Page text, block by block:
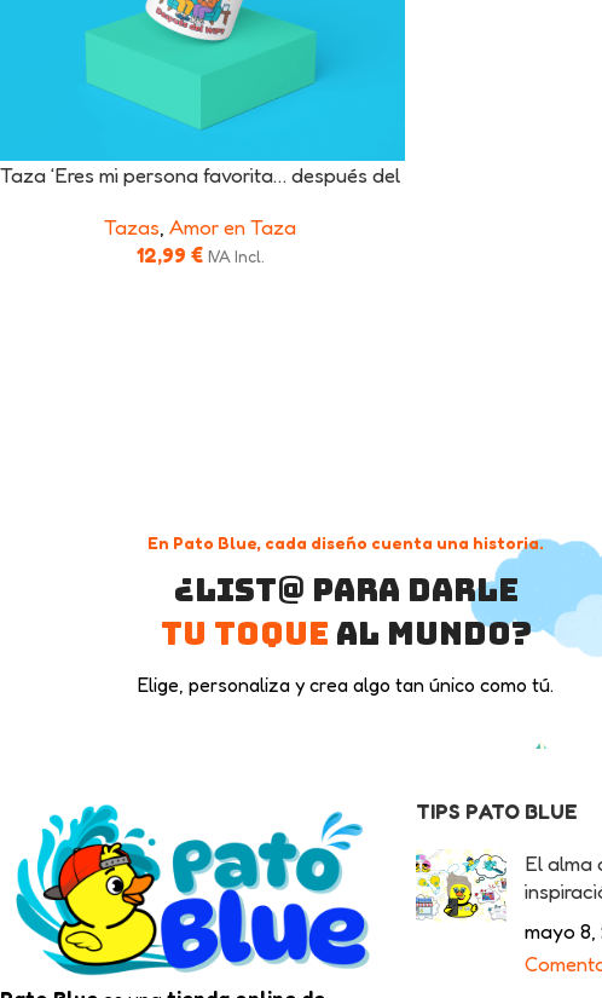
Taza ‘Eres mi persona favorita… después del
Tazas,Amor en Taza
12,99 € IVA Incl.
En Pato Blue, cada diseño cuenta una historia.
¿List@ para darle
tu toque al mundo?
Elige, personaliza y crea algo tan único como tú.
TIPS PATO BLUE
El alma
mayo 8,